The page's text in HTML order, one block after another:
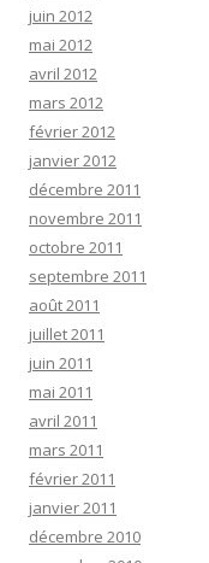
juin 2012
mai 2012
avril 2012
mars 2012
février 2012
janvier 2012
décembre 2011
novembre 2011
octobre 2011
septembre 2011
août 2011
juillet 2011
juin 2011
mai 2011
avril 2011
mars 2011
février 2011
janvier 2011
décembre 2010